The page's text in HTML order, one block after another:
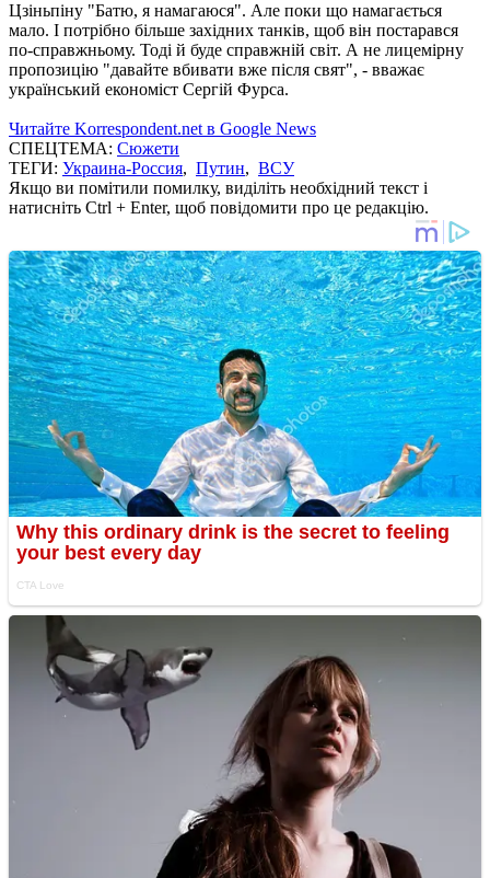
Цзіньпіну "Батю, я намагаюся". Але поки що намагається
мало. І потрібно більше західних танків, щоб він постарався
по-справжньому. Тоді й буде справжній світ. А не лицемірну
пропозицію "давайте вбивати вже після свят", - вважає
український економіст Сергій Фурса.
Читайте Korrespondent.net в Google News
СПЕЦТЕМА: Сюжети
ТЕГИ: Украина-Россия, Путин, ВСУ
Якщо ви помітили помилку, виділіть необхідний текст і
натисніть Ctrl + Enter, щоб повідомити про це редакцію.